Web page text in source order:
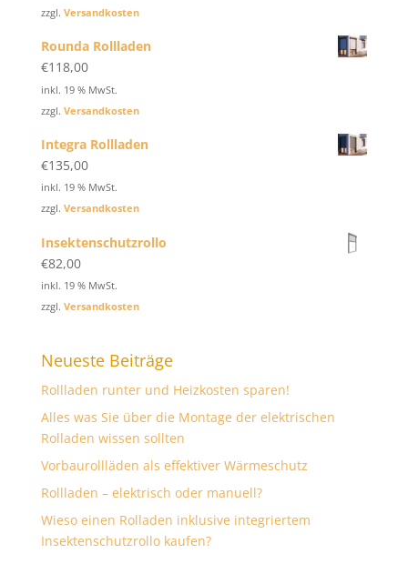
zzgl. Versandkosten
Rounda Rollladen
€118,00
inkl. 19 % MwSt.
zzgl. Versandkosten
Integra Rollladen
€135,00
inkl. 19 % MwSt.
zzgl. Versandkosten
Insektenschutzrollo
€82,00
inkl. 19 % MwSt.
zzgl. Versandkosten
Neueste Beiträge
Rollladen runter und Heizkosten sparen!
Alles was Sie über die Montage der elektrischen
Rolladen wissen sollten
Vorbaurollläden als effektiver Wärmeschutz
Rollladen – elektrisch oder manuell?
Wieso einen Rolladen inklusive integriertem
Insektenschutzrollo kaufen?